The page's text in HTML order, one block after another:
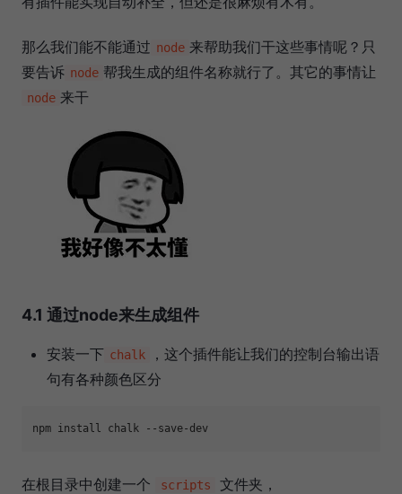
那么我们能不能通过 node 来帮助我们干这些事情呢？只
要告诉 node 帮我生成的组件名称就行了。其它的事情让
node 来干
4.1 通过node来生成组件
安装一下 chalk
，这个插件能让我们的控制台输出语
句有各种颜色区分
在根目录中创建一个 scripts 文件夹，